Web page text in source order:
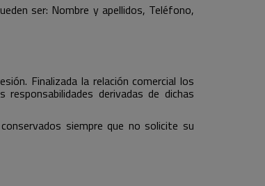
ser: Nombre y apellidos, Teléfono,
Finalizada la relación comercial los
derivadas de dichas
siempre que no solicite su